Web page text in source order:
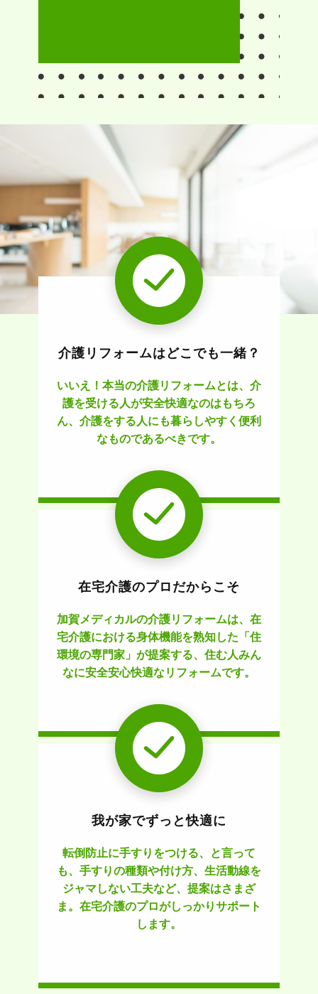
介護リフォームはどこでも一緒？
いいえ！本当の介護リフォームとは、介
護を受ける人が安全快適なのはもちろ
ん、介護をする人にも暮らしやすく便利
なものであるべきです。
在宅介護のプロだからこそ
加賀メディカルの介護リフォームは、在
宅介護における身体機能を熟知した「住
環境の専門家」が提案する、住む人みん
なに安全安心快適なリフォームです。
我が家でずっと快適に
転倒防止に手すりをつける、と言って
も、手すりの種類や付け方、生活動線を
ジャマしない工夫など、提案はさまざ
ま。在宅介護のプロがしっかりサポート
します。